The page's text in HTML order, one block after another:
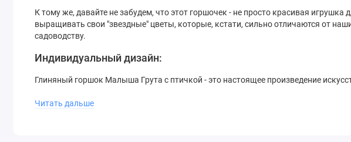
К тому же, давайте не забудем, что этот горшочек - не просто красивая
выращивать свои "звездные" цветы, которые, кстати, сильно отличаются от
садоводству.
Индивидуальный дизайн:
Глиняный горшок Малыша Грута с птичкой - это настоящее произведение
Читать дальше